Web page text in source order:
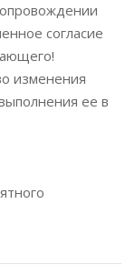
согласие
изменения
ее в